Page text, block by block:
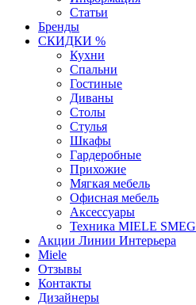
Статьи
Бренды
СКИДКИ %
Кухни
Спальни
Гостиные
Диваны
Столы
Стулья
Шкафы
Гардеробные
Прихожие
Мягкая мебель
Офисная мебель
Аксессуары
Техника MIELE SMEG
Акции Линии Интерьера
Miele
Отзывы
Контакты
Дизайнеры